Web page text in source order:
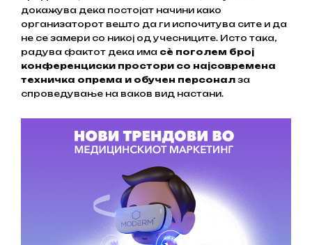
докажува дека постојат начини како
организаторот вешто да ги испочитува сите и да
не се замери со никој од учесниците. Исто така,
радува фактот дека има сѐ поголем број
конференциски простори со најсовремена
техничка опрема и обучен персонал за
спроведување на ваков вид настани.